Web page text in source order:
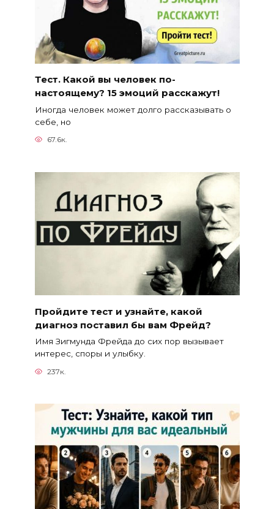
Тест. Какой вы человек по-
настоящему? 15 эмоций расскажут!
Иногда человек может долго рассказывать о
себе, но
67.6к.
Пройдите тест и узнайте, какой
диагноз поставил бы вам Фрейд?
Имя Зигмунда Фрейда до сих пор вызывает
интерес, споры и улыбку.
237к.